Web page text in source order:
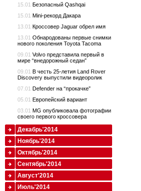
15.01 Безопасный Qashqai
15.01 Mini-рекорд Дакара
13.01 Кроссовер Jaguar обрел имя
13.01 Обнародованы первые снимки
нового поколения Toyota Tacoma
09.01 Volvo представила первый в
мире “внедорожный седан”
09.01 В честь 25-летия Land Rover
Discovery выпустили видеоролик
07.01 Defender на “прокачке”
05.01 Европейский вариант
03.01 MG опубликовала фотографии
своего первого кроссовера
Декабрь'2014
Ноябрь'2014
Октябрь'2014
Сентябрь'2014
Август'2014
Июль'2014